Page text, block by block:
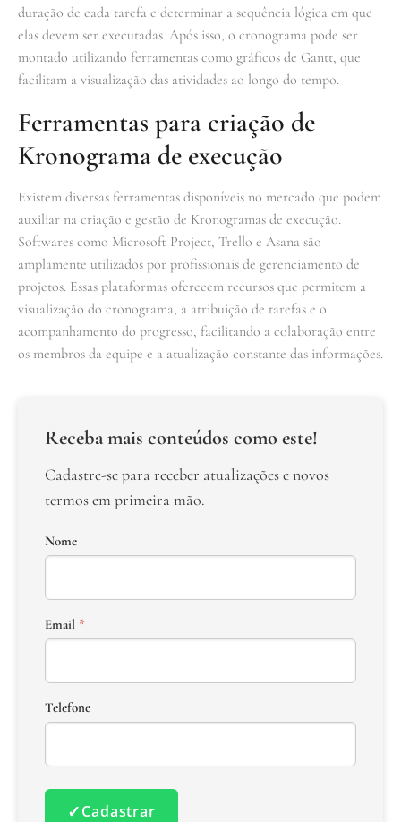
duração de cada tarefa e determinar a sequência lógica em que
elas devem ser executadas. Após isso, o cronograma pode ser
montado utilizando ferramentas como gráficos de Gantt, que
facilitam a visualização das atividades ao longo do tempo.
Ferramentas para criação de
Kronograma de execução
Existem diversas ferramentas disponíveis no mercado que podem
auxiliar na criação e gestão de Kronogramas de execução.
Softwares como Microsoft Project, Trello e Asana são
amplamente utilizados por profissionais de gerenciamento de
projetos. Essas plataformas oferecem recursos que permitem a
visualização do cronograma, a atribuição de tarefas e o
acompanhamento do progresso, facilitando a colaboração entre
os membros da equipe e a atualização constante das informações.
Receba mais conteúdos como este!
Cadastre-se para receber atualizações e novos
termos em primeira mão.
Nome
Email *
Telefone
✓Cadastrar